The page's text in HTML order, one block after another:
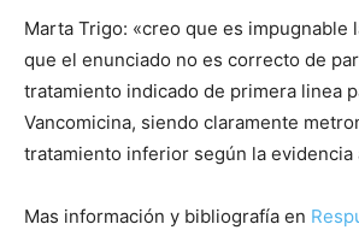
Marta Trigo: «creo que es impugnable
que el enunciado no es correcto de
tratamiento indicado de primera linea
Vancomicina, siendo claramente
tratamiento inferior según la evidencia
Mas información y bibliografía en